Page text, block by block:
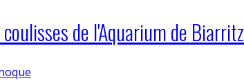
de l'Aquarium de Biarritz